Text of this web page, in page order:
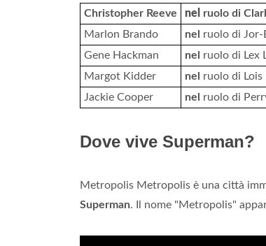
Christopher Reeve
nel ruolo di
Marlon Brando
nel
ruolo di Jor-
Gene Hackman
nel
ruolo di Lex
Margot Kidder
nel
ruolo di Lois
Jackie Cooper
nel ruolo di
Dove vive Superman?
Metropolis Metropolis è una città
Superman. Il nome "Metropolis"